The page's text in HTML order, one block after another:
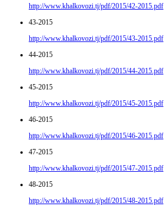
http://www.khalkovozi.tj/pdf/2015/42-2015.pdf
43-2015
http://www.khalkovozi.tj/pdf/2015/43-2015.pdf
44-2015
http://www.khalkovozi.tj/pdf/2015/44-2015.pdf
45-2015
http://www.khalkovozi.tj/pdf/2015/45-2015.pdf
46-2015
http://www.khalkovozi.tj/pdf/2015/46-2015.pdf
47-2015
http://www.khalkovozi.tj/pdf/2015/47-2015.pdf
48-2015
http://www.khalkovozi.tj/pdf/2015/48-2015.pdf